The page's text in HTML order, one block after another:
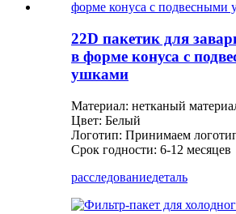
22D пакетик для
в форме конуса с
ушками
Материал: нетканый
Цвет: Белый
Логотип: Принимаем
Срок годности: 6-12 месяцев
расследованиедеталь